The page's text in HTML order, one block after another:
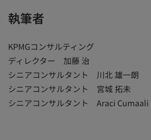
執筆者
KPMGコンサルティング
ディレクター 加藤 治
シニアコンサルタント 川北 雄一朗
シニアコンサルタント 宮城 拓未
シニアコンサルタント Araci Cumaali